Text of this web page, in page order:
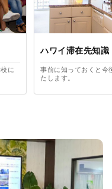
に
ハワイ滞在先知識
事前に知っておくと今
たします。